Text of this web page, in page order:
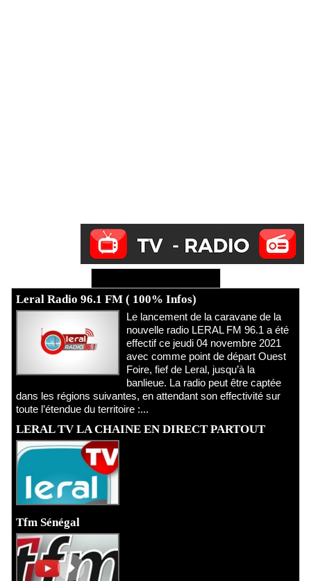
Leral Radio 96.1 FM ( 100% Infos)
Le lancement de la caravane de la
nouvelle radio LERAL FM 96.1 a été
effectif ce jeudi 04 novembre 2021
avec comme point de départ Ouest
Foire, fief de Leral, jusqu’à la
banlieue. La radio peut être captée
dans les régions suivantes, en attendant son effectivité sur
toute l’étendue du territoire :...
LERAL TV LA CHAINE EN DIRECT PARTOUT
Tfm Sénégal